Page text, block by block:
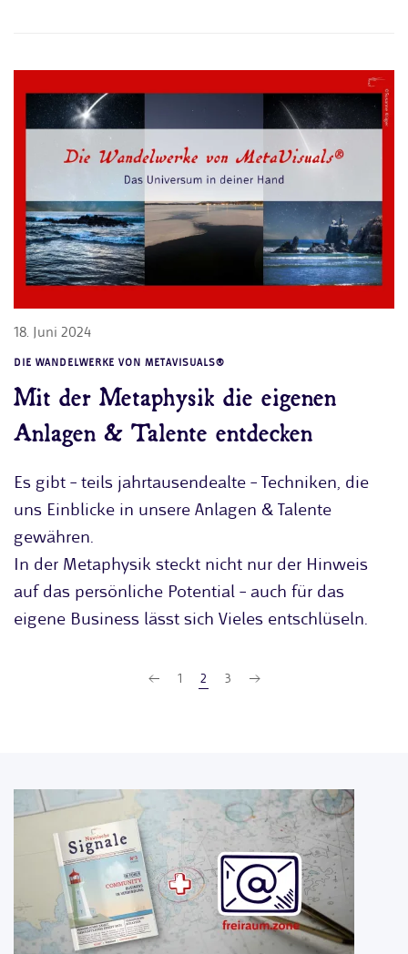
18. Juni 2024
DIE WANDELWERKE VON METAVISUALS®
Mit der Metaphysik die eigenen
Anlagen & Talente entdecken
Es gibt – teils jahrtausendealte – Techniken, die
uns Einblicke in unsere Anlagen & Talente
gewähren.
In der Metaphysik steckt nicht nur der Hinweis
auf das persönliche Potential – auch für das
eigene Business lässt sich Vieles entschlüseln.
1 2 3